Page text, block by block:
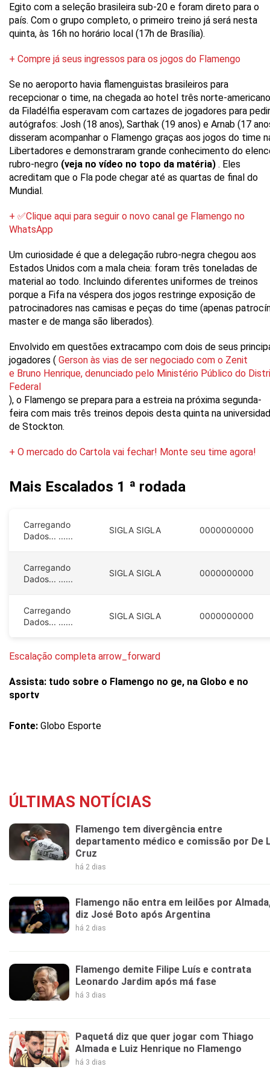
Egito com a seleção brasileira sub-20 e foram direto para o
país. Com o grupo completo, o primeiro treino já será nesta
quinta, às 16h no horário local (17h de Brasília).
+ Compre já seus ingressos para os jogos do Flamengo
Se no aeroporto havia flamenguistas brasileiros para
recepcionar o time, na chegada ao hotel três norte-
da Filadélfia esperavam com cartazes de jogadores para pedir
autógrafos: Josh (18 anos), Sarthak (19 anos) e Arnab (17
disseram acompanhar o Flamengo graças aos jogos do time
Libertadores e demonstraram grande conhecimento do
rubro-negro (veja no vídeo no topo da matéria) . Eles
acreditam que o Fla pode chegar até as quartas de final do
Mundial.
+ ✅Clique aqui para seguir o novo canal ge Flamengo no
WhatsApp
Um curiosidade é que a delegação rubro-negra chegou aos
Estados Unidos com a mala cheia: foram três toneladas de
material ao todo. Incluindo diferentes uniformes de treinos
porque a Fifa na véspera dos jogos restringe exposição de
patrocinadores nas camisas e peças do time (apenas
master e de manga são liberados).
Envolvido em questões extracampo com dois de seus
jogadores ( Gerson às vias de ser negociado com o Zenit
e Bruno Henrique, denunciado pelo Ministério Público do
Federal
), o Flamengo se prepara para a estreia na próxima segunda-
feira com mais três treinos depois desta quinta na
de Stockton.
+ O mercado do Cartola vai fechar! Monte seu time agora!
Mais Escalados 1 ª rodada
Carregando
Dados... ......
SIGLA SIGLA 0000000000
Carregando
Dados... ......
SIGLA SIGLA 0000000000
Carregando
Dados... ......
SIGLA SIGLA 0000000000
Escalação completa arrow_forward
Assista: tudo sobre o Flamengo no ge, na Globo e no
sportv
Fonte: Globo Esporte
ÚLTIMAS NOTÍCIAS
Flamengo tem divergência entre
departamento médico e comissão por De
Cruz
há 2 dias
Flamengo não entra em leilões por
diz José Boto após Argentina
há 2 dias
Flamengo demite Filipe Luís e contrata
Leonardo Jardim após má fase
há 3 dias
Paquetá diz que quer jogar com Thiago
Almada e Luiz Henrique no Flamengo
há 3 dias